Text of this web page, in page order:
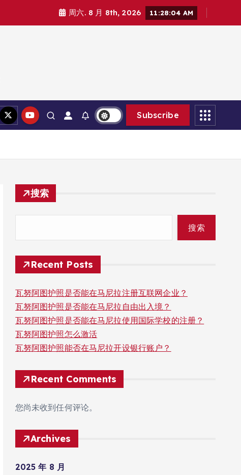
周六. 8 月 8th, 2026 11:28:06 AM
Subscribe
搜索
搜索
Recent Posts
瓦努阿图护照是否能在马尼拉注册互联网企业？
瓦努阿图护照是否能在马尼拉自由出入境？
瓦努阿图护照是否能在马尼拉使用国际学校的注册？
瓦努阿图护照怎么激活
瓦努阿图护照能否在马尼拉开设银行账户？
Recent Comments
您尚未收到任何评论。
Archives
2025 年 8 月